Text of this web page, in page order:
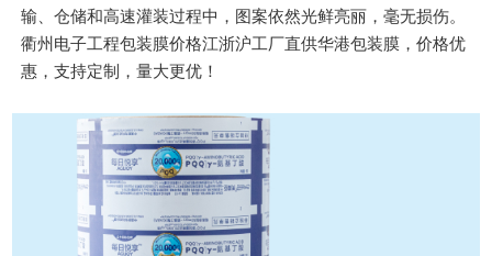
输、仓储和高速灌装过程中，图案依然光鲜亮丽，毫无损伤。
衢州电子工程包装膜价格江浙沪工厂直供华港包装膜，价格优
惠，支持定制，量大更优！